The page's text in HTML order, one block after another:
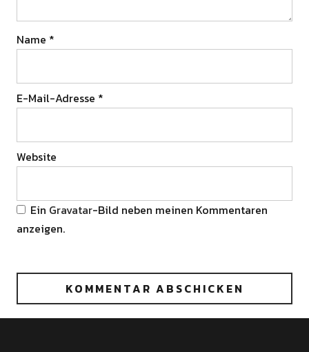
Name *
E-Mail-Adresse *
Website
Ein Gravatar-Bild neben meinen Kommentaren
anzeigen.